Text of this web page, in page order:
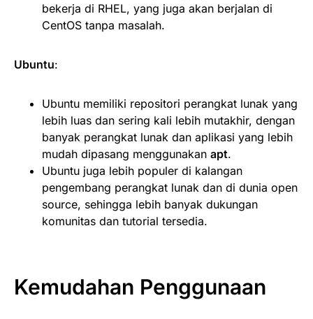
bekerja di RHEL, yang juga akan berjalan di
CentOS tanpa masalah.
Ubuntu:
Ubuntu memiliki repositori perangkat lunak yang
lebih luas dan sering kali lebih mutakhir, dengan
banyak perangkat lunak dan aplikasi yang lebih
mudah dipasang menggunakan apt.
Ubuntu juga lebih populer di kalangan
pengembang perangkat lunak dan di dunia open
source, sehingga lebih banyak dukungan
komunitas dan tutorial tersedia.
Kemudahan Penggunaan